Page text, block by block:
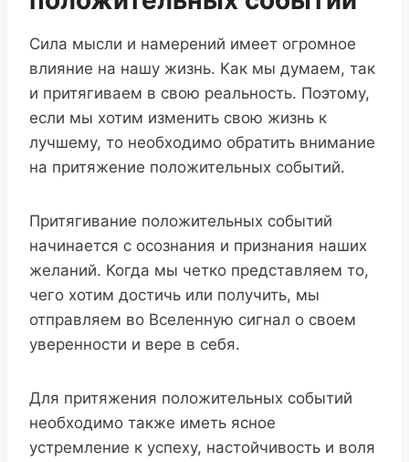
Сила мысли и намерений имеет огромное
влияние на нашу жизнь. Как мы думаем, так
и притягиваем в свою реальность. Поэтому,
если мы хотим изменить свою жизнь к
лучшему, то необходимо обратить внимание
на притяжение положительных событий.
Притягивание положительных событий
начинается с осознания и признания наших
желаний. Когда мы четко представляем то,
чего хотим достичь или получить, мы
отправляем во Вселенную сигнал о своем
уверенности и вере в себя.
Для притяжения положительных событий
необходимо также иметь ясное
устремление к успеху, настойчивость и воля